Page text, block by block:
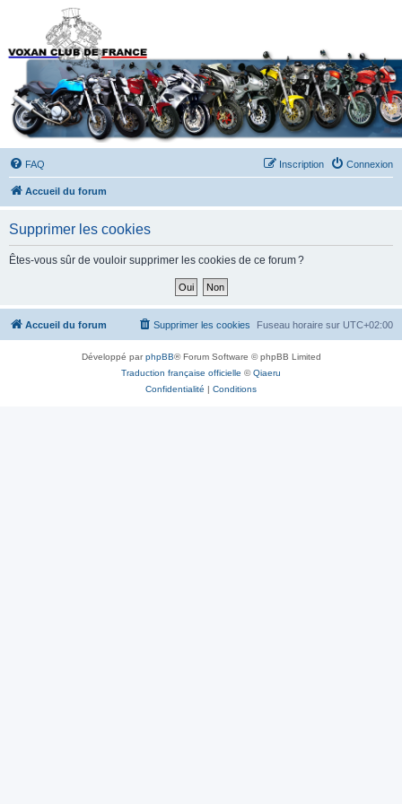
Forums du Voxan Club
de France
FAQ Connexion
Inscription
Accueil du forum
Supprimer les cookies
Êtes-vous sûr de vouloir supprimer les cookies de ce forum ?
Accueil du forum Fuseau horaire sur UTC+02:00
Supprimer les cookies
Développé parphpBB® Forum Software © phpBB Limited
Traduction française officielle ©Qiaeru
Confidentialité
Conditions